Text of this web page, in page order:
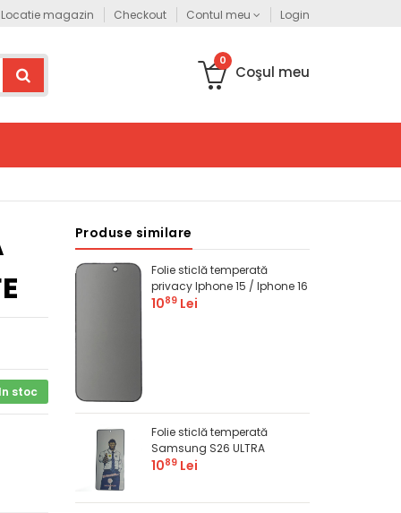
Acest site este destinat persoanelor juridice. Pentru comenzi persoane
Locatie magazin Checkout Contul meu Login
0
Coşul meu
In stoc
Produse similare
Folie sticlă temperată
privacy Iphone 15 / Iphone 16
1089Lei
Folie sticlă temperată
Samsung S26 ULTRA
1089Lei